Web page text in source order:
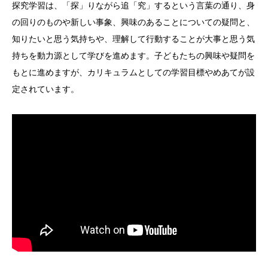
探究学習は、「探」りながら追「究」するという言葉の通り、身
の回りのものや新しい事象、興味のあることについての疑問と、
知りたいと思う気持ちや、理解して行動することが大事と思う気
持ちを動力源として学びを進めます。子どもたちの興味や疑問を
もとに進めますが、カリキュラムとしての学習目標やめあてが設
定されています。